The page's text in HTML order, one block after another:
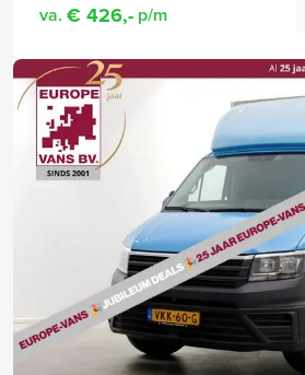
va. € 426,- p/m